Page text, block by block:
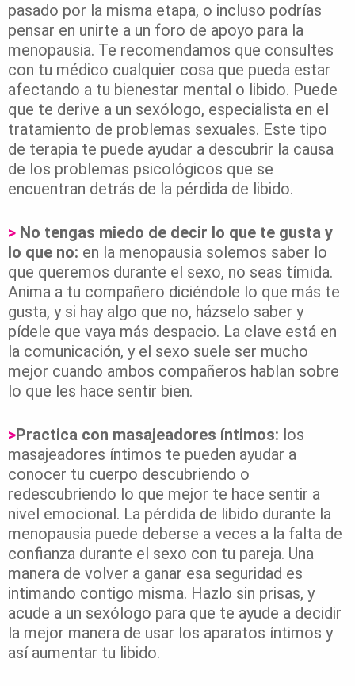
pasado por la misma etapa, o incluso podrías
pensar en unirte a un foro de apoyo para la
menopausia. Te recomendamos que consultes
con tu médico cualquier cosa que pueda estar
afectando a tu bienestar mental o libido. Puede
que te derive a un sexólogo, especialista en el
tratamiento de problemas sexuales. Este tipo
de terapia te puede ayudar a descubrir la causa
de los problemas psicológicos que se
encuentran detrás de la pérdida de libido.
> No tengas miedo de decir lo que te gusta y
lo que no: en la menopausia solemos saber lo
que queremos durante el sexo, no seas tímida.
Anima a tu compañero diciéndole lo que más te
gusta, y si hay algo que no, házselo saber y
pídele que vaya más despacio. La clave está en
la comunicación, y el sexo suele ser mucho
mejor cuando ambos compañeros hablan sobre
lo que les hace sentir bien.
>Practica con masajeadores íntimos: los
masajeadores íntimos te pueden ayudar a
conocer tu cuerpo descubriendo o
redescubriendo lo que mejor te hace sentir a
nivel emocional. La pérdida de libido durante la
menopausia puede deberse a veces a la falta de
confianza durante el sexo con tu pareja. Una
manera de volver a ganar esa seguridad es
intimando contigo misma. Hazlo sin prisas, y
acude a un sexólogo para que te ayude a decidir
la mejor manera de usar los aparatos íntimos y
así aumentar tu libido.